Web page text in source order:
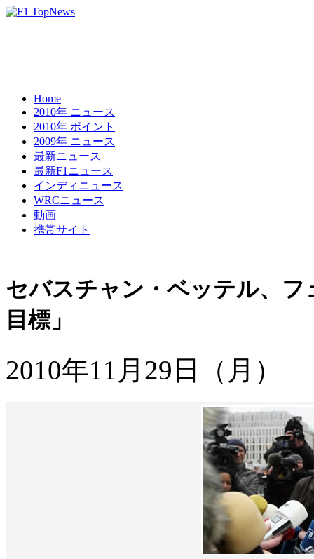
Home
2010年 ニュース
2010年 ポイント
2009年 ニュース
最新ニュース
最新F1ニュース
インディニュース
WRCニュース
動画
携帯サイト
セバスチャン・ベッテル、
目標」
2010年11月29日（月）